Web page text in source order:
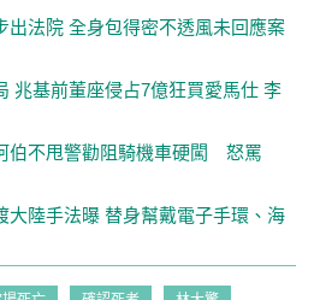
出法院 全身包得密不透風未回應案
兆基前董座侵占7億狂買愛馬仕 李
伯不甩警勸阻騎機車硬闖 怒罵
大陸手法曝 替身幫戴電子手環、海